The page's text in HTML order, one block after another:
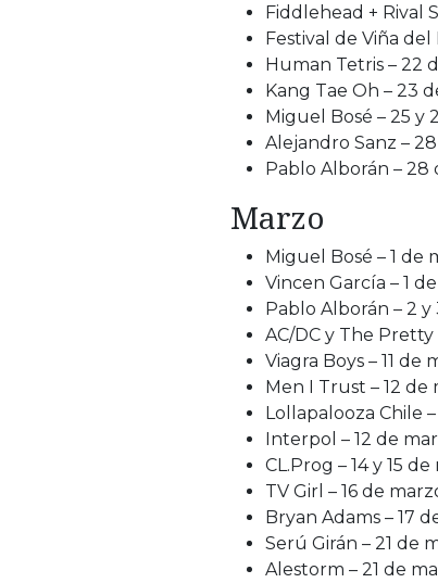
Fiddlehead + Rival
Festival de Viña del
Human Tetris – 22
Kang Tae Oh – 23
Miguel Bosé – 25 y
Alejandro Sanz –
Pablo Alborán –
Marzo
Miguel Bosé – 1 de
Vincen García – 1
Pablo Alborán – 2
AC/DC y The Pretty
Viagra Boys – 11 de
Men I Trust – 12 de
Lollapalooza Chile –
Interpol – 12 de
CL.Prog – 14 y 15
TV Girl – 16 de
Bryan Adams – 17
Serú Girán – 21 de
Alestorm – 21 de